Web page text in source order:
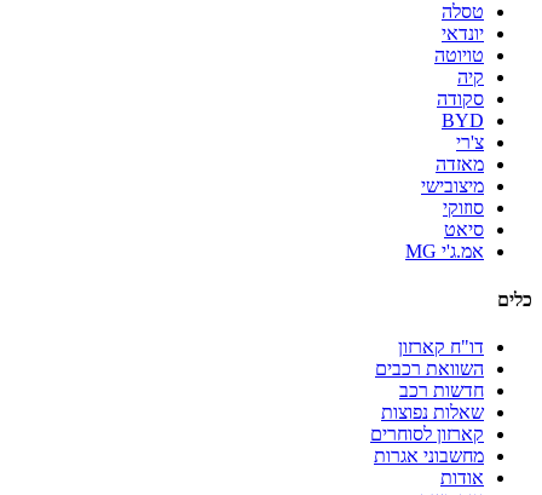
טסלה
יונדאי
טויוטה
קיה
סקודה
BYD
צ'רי
מאזדה
מיצובישי
סוזוקי
סיאט
אמ.ג'י MG
כלים
דו"ח קארזון
השוואת רכבים
חדשות רכב
שאלות נפוצות
קארזון לסוחרים
מחשבוני אגרות
אודות